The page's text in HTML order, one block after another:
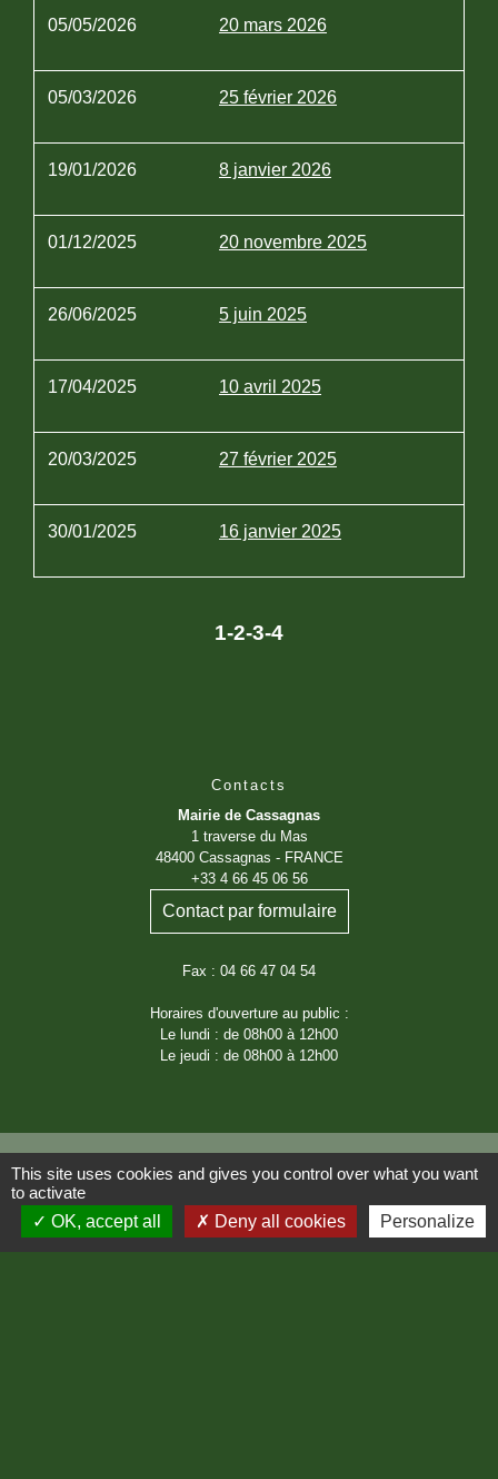
05/05/2026 20 mars 2026
05/03/2026 25 février 2026
19/01/2026 8 janvier 2026
01/12/2025 20 novembre 2025
26/06/2025 5 juin 2025
17/04/2025 10 avril 2025
20/03/2025 27 février 2025
30/01/2025 16 janvier 2025
1-2-3-4
Contacts
Mairie de Cassagnas
1 traverse du Mas
48400 Cassagnas - FRANCE
+33 4 66 45 06 56
Contact par formulaire
Fax : 04 66 47 04 54
Horaires d'ouverture au public :
Le lundi : de 08h00 à 12h00
Le jeudi : de 08h00 à 12h00
Liens
This site uses cookies and gives you control over what you want
to activate
OK, accept all
Deny all cookies Personalize